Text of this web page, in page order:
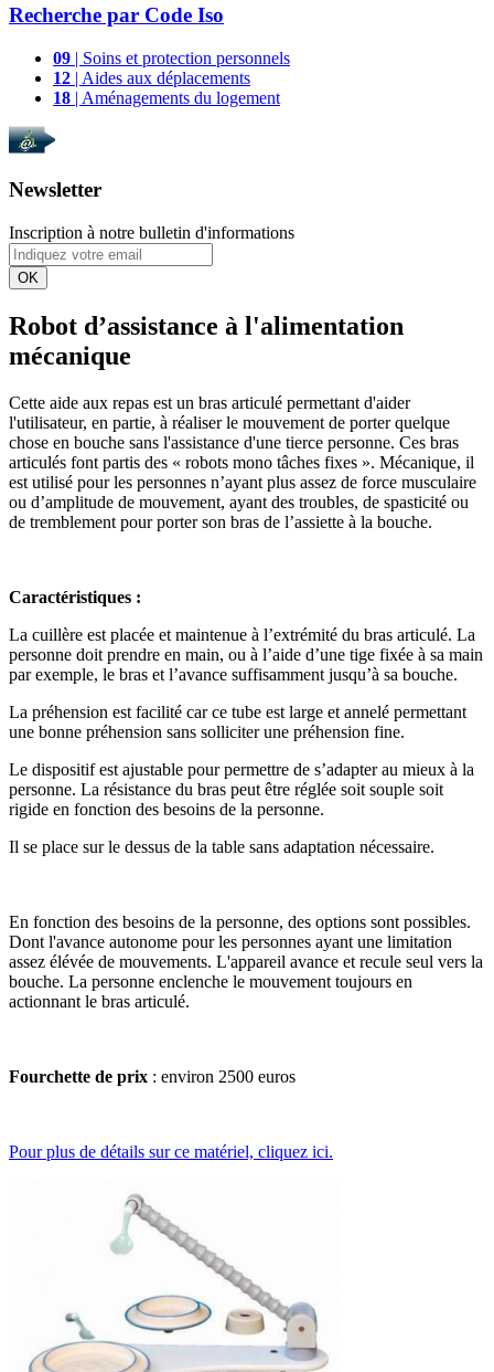
Recherche par Code Iso
09 | Soins et protection personnels
12 | Aides aux déplacements
18 | Aménagements du logement
Newsletter
Inscription à notre bulletin d'informations
OK
Robot d’assistance à l'alimentation
mécanique
Cette aide aux repas est un bras articulé permettant d'aider
l'utilisateur, en partie, à réaliser le mouvement de porter quelque
chose en bouche sans l'assistance d'une tierce personne. Ces bras
articulés font partis des « robots mono tâches fixes ». Mécanique, il
est utilisé pour les personnes n’ayant plus assez de force musculaire
ou d’amplitude de mouvement, ayant des troubles, de spasticité ou
de tremblement pour porter son bras de l’assiette à la bouche.
Caractéristiques :
La cuillère est placée et maintenue à l’extrémité du bras articulé. La
personne doit prendre en main, ou à l’aide d’une tige fixée à sa main
par exemple, le bras et l’avance suffisamment jusqu’à sa bouche.
La préhension est facilité car ce tube est large et annelé permettant
une bonne préhension sans solliciter une préhension fine.
Le dispositif est ajustable pour permettre de s’adapter au mieux à la
personne. La résistance du bras peut être réglée soit souple soit
rigide en fonction des besoins de la personne.
Il se place sur le dessus de la table sans adaptation nécessaire.
En fonction des besoins de la personne, des options sont possibles.
Dont l'avance autonome pour les personnes ayant une limitation
assez élévée de mouvements. L'appareil avance et recule seul vers la
bouche. La personne enclenche le mouvement toujours en
actionnant le bras articulé.
Fourchette de prix : environ 2500 euros
Pour plus de détails sur ce matériel, cliquez ici.